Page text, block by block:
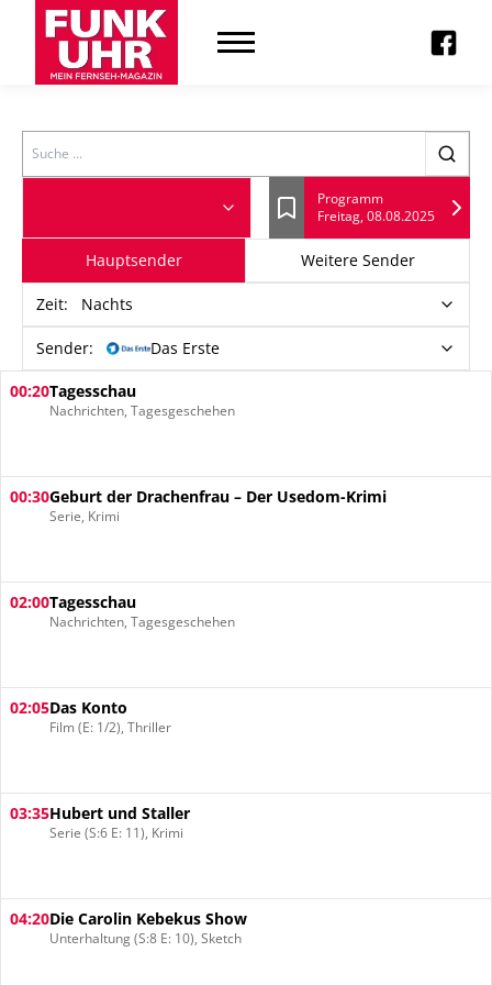
Search
Lesezeichen
Programm
Freitag, 08.08.2025
Hauptsender Weitere Sender
Zeit: Nachts
Sender: Das Erste
00:20Tagesschau
Nachrichten, Tagesgeschehen
00:30Geburt der Drachenfrau – Der Usedom-Krimi
Serie, Krimi
02:00Tagesschau
Nachrichten, Tagesgeschehen
02:05Das Konto
Film (E: 1/2), Thriller
03:35Hubert und Staller
Serie (S:6 E: 11), Krimi
04:20Die Carolin Kebekus Show
Unterhaltung (S:8 E: 10), Sketch